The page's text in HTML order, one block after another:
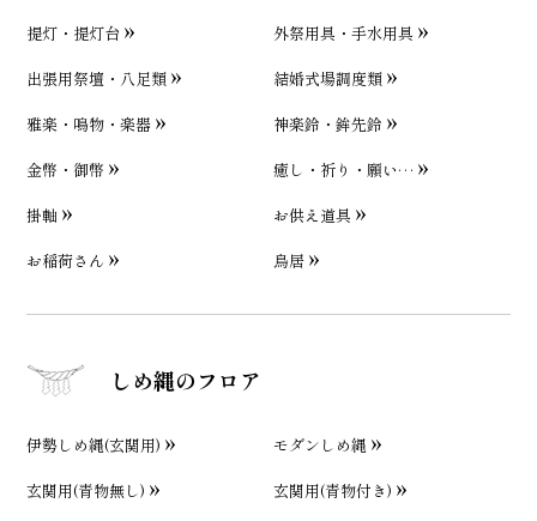
提灯・提灯台
外祭用具・手水用具
出張用祭壇・八足類
結婚式場調度類
雅楽・鳴物・楽器
神楽鈴・鉾先鈴
金幣・御幣
癒し・祈り・願い…
掛軸
お供え道具
お稲荷さん
鳥居
しめ縄のフロア
伊勢しめ縄(玄関用)
モダンしめ縄
玄関用(青物無し)
玄関用(青物付き)